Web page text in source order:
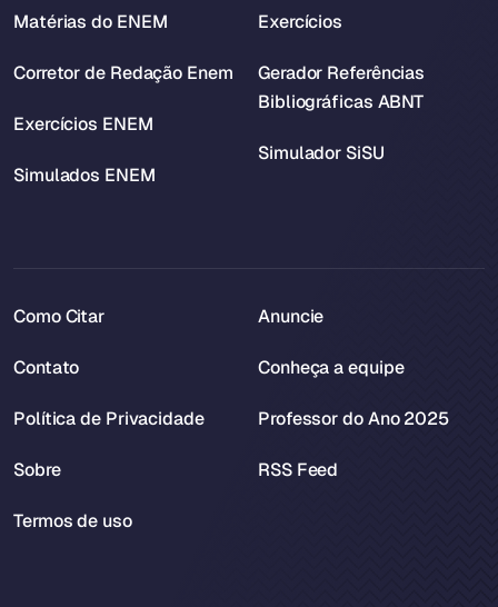
Matérias do ENEM
Corretor de Redação Enem
Exercícios ENEM
Simulados ENEM
Exercícios
Gerador Referências
Bibliográficas ABNT
Simulador SiSU
Como Citar
Contato
Política de Privacidade
Sobre
Termos de uso
Anuncie
Conheça a equipe
Professor do Ano 2025
RSS Feed